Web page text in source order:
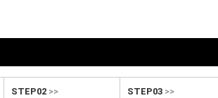
STEP02 >> STEP03 >>